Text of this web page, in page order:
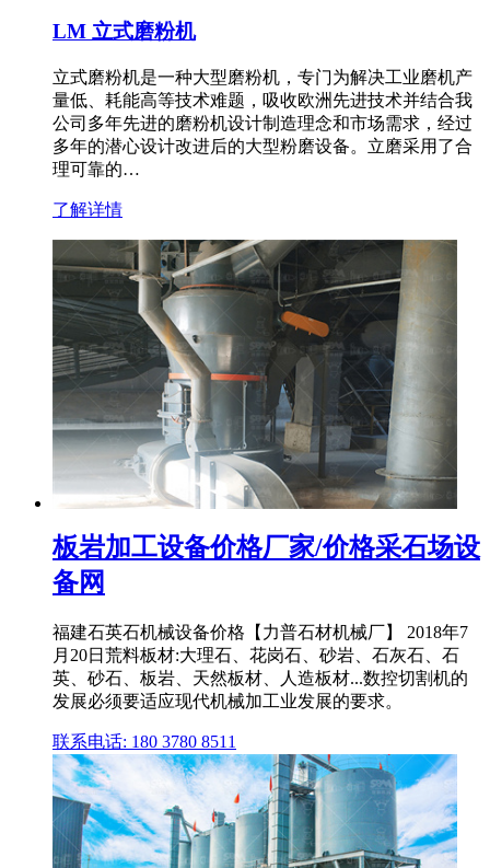
LM 立式磨粉机
立式磨粉机是一种大型磨粉机，专门为解决工业磨机产
量低、耗能高等技术难题，吸收欧洲先进技术并结合我
公司多年先进的磨粉机设计制造理念和市场需求，经过
多年的潜心设计改进后的大型粉磨设备。立磨采用了合
理可靠的…
了解详情
板岩加工设备价格厂家/价格采石场设
备网
福建石英石机械设备价格【力普石材机械厂】 2018年7
月20日荒料板材:大理石、花岗石、砂岩、石灰石、石
英、砂石、板岩、天然板材、人造板材...数控切割机的
发展必须要适应现代机械加工业发展的要求。
联系电话: 180 3780 8511